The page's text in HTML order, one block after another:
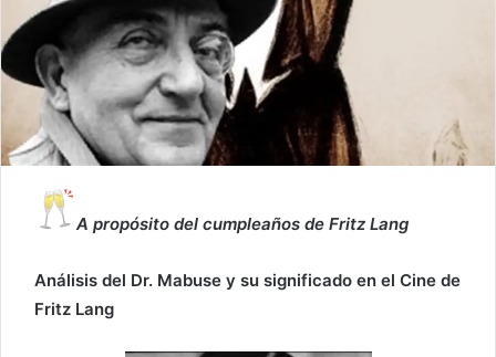
A propósito del cumpleaños de Fritz Lang
Análisis del Dr. Mabuse y su significado en el Cine de
Fritz Lang